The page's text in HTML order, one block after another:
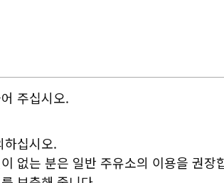
주십시오.
하십시오.
없는 분은 일반 주유소의 이용을 권장